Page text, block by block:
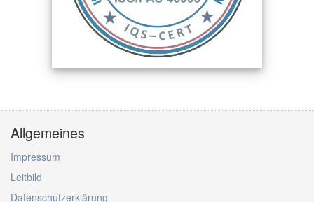
Allgemeines
Impressum
Leitbild
Datenschutzerklärung